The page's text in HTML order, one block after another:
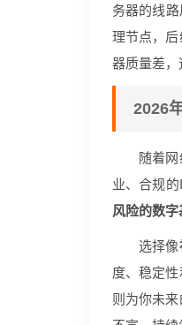
务器的线
理节点，
器质量差，
2026
随着
业、合规
风险的数
选择像
度、稳定
则为你未